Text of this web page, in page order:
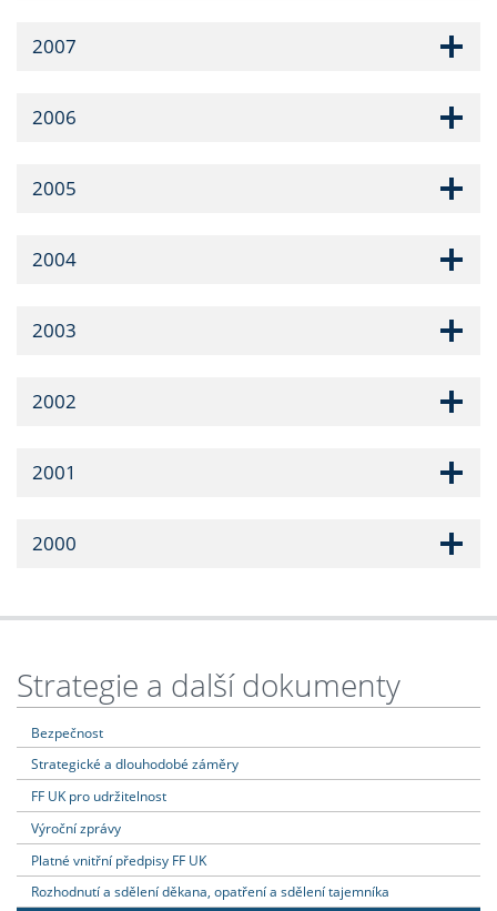
2007
2006
2005
2004
2003
2002
2001
2000
Strategie a další dokumenty
Bezpečnost
Strategické a dlouhodobé záměry
FF UK pro udržitelnost
Výroční zprávy
Platné vnitřní předpisy FF UK
Rozhodnutí a sdělení děkana, opatření a sdělení tajemníka